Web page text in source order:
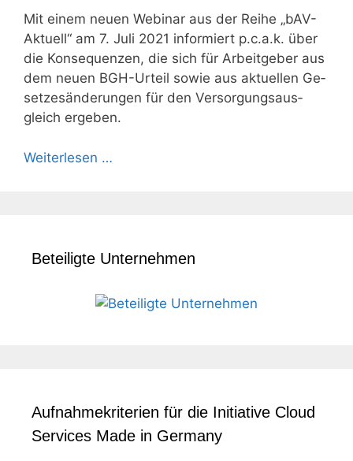
Mit einem neuen Webinar aus der Reihe „bAV-
Aktuell“ am 7. Juli 2021 infor­miert p.c.a.k. über
die Kon­se­quen­zen, die sich für Arbeit­geber aus
dem neuen BGH-Urteil so­wie aus aktu­ellen Ge­
setzes­än­derun­gen für den Ver­sor­gung­saus­
gleich erge­ben.
Weiterlesen …
Beteiligte Unternehmen
Aufnahmekriterien für die Initiative Cloud
Services Made in Germany